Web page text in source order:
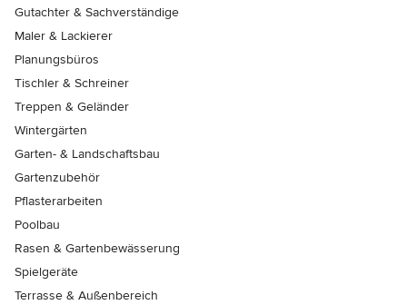
Gutachter & Sachverständige
Maler & Lackierer
Planungsbüros
Tischler & Schreiner
Treppen & Geländer
Wintergärten
Garten- & Landschaftsbau
Gartenzubehör
Pflasterarbeiten
Poolbau
Rasen & Gartenbewässerung
Spielgeräte
Terrasse & Außenbereich